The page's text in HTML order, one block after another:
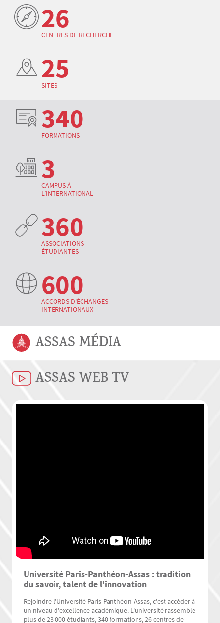
26
CENTRES DE RECHERCHE
25
SITES
340
FORMATIONS
3
CAMPUS À
L’INTERNATIONAL
360
ASSOCIATIONS
ÉTUDIANTES
600
ACCORDS D'ÉCHANGES
INTERNATIONAUX
ASSAS MÉDIA
ASSAS WEB TV
Université Paris-Panthéon-Assas : tradition
du savoir, talent de l'innovation
Rejoindre l'Université Paris-Panthéon-Assas, c'est accéder à
un niveau d'excellence académique. L'université rassemble
plus de 23 000 étudiants, 340 formations, 26 centres de